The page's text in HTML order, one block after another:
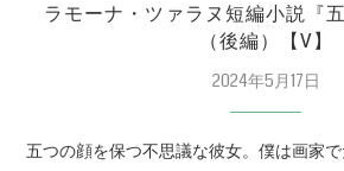
ラモーナ・ツァラヌ短編小説『
（後編）【V】
2024年5月17日
五つの顔を保つ不思議な彼女。僕は画家